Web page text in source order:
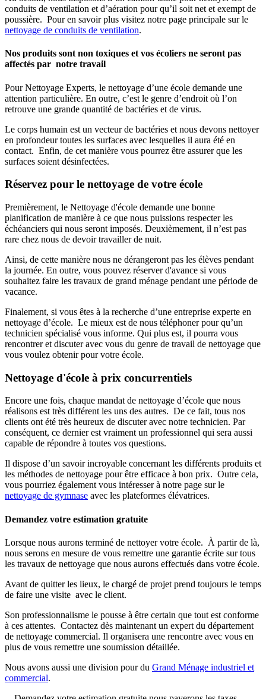
conduits de ventilation et d’aération pour qu’il soit net et exempt de
poussière. Pour en savoir plus visitez notre page principale sur le
nettoyage de conduits de ventilation.
Nos produits sont non toxiques et vos écoliers ne seront pas
affectés par notre travail
Pour Nettoyage Experts, le nettoyage d’une école demande une
attention particulière. En outre, c’est le genre d’endroit où l’on
retrouve une grande quantité de bactéries et de virus.
Le corps humain est un vecteur de bactéries et nous devons nettoyer
en profondeur toutes les surfaces avec lesquelles il aura été en
contact. Enfin, de cet manière vous pourrez être assurer que les
surfaces soient désinfectées.
Réservez pour le nettoyage de votre école
Premièrement, le Nettoyage d'école demande une bonne
planification de manière à ce que nous puissions respecter les
échéanciers qui nous seront imposés. Deuxièmement, il n’est pas
rare chez nous de devoir travailler de nuit.
Ainsi, de cette manière nous ne dérangeront pas les élèves pendant
la journée. En outre, vous pouvez réserver d'avance si vous
souhaitez faire les travaux de grand ménage pendant une période de
vacance.
Finalement, si vous êtes à la recherche d’une entreprise experte en
nettoyage d’école. Le mieux est de nous téléphoner pour qu’un
technicien spécialisé vous informe. Qui plus est, il pourra vous
rencontrer et discuter avec vous du genre de travail de nettoyage que
vous voulez obtenir pour votre école.
Nettoyage d'école à prix concurrentiels
Encore une fois, chaque mandat de nettoyage d’école que nous
réalisons est très différent les uns des autres. De ce fait, tous nos
clients ont été très heureux de discuter avec notre technicien. Par
conséquent, ce dernier est vraiment un professionnel qui sera aussi
capable de répondre à toutes vos questions.
Il dispose d’un savoir incroyable concernant les différents produits et
les méthodes de nettoyage pour être efficace à bon prix. Outre cela,
vous pourriez également vous intéresser à notre page sur le
nettoyage de gymnase avec les plateformes élévatrices.
Demandez votre estimation gratuite
Lorsque nous aurons terminé de nettoyer votre école. À partir de là,
nous serons en mesure de vous remettre une garantie écrite sur tous
les travaux de nettoyage que nous aurons effectués dans votre école.
Avant de quitter les lieux, le chargé de projet prend toujours le temps
de faire une visite avec le client.
Son professionnalisme le pousse à être certain que tout est conforme
à ces attentes. Contactez dès maintenant un expert du département
de nettoyage commercial. Il organisera une rencontre avec vous en
plus de vous remettre une soumission détaillée.
Nous avons aussi une division pour du Grand Ménage industriel et
commercial.